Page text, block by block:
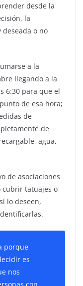
desde la
la
o no
a la
llegando a la
6:30 para que el
de esa hora;
de
de
agua,
de asociaciones
cubrir tatuajes o
lo deseen,
porque
es
nos